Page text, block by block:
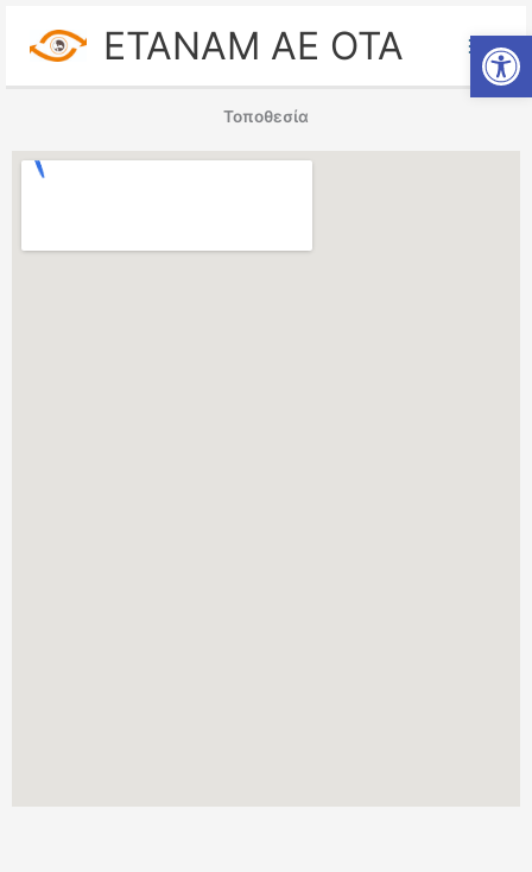
ETANAM ΑΕ ΟΤΑ
Τοποθεσία